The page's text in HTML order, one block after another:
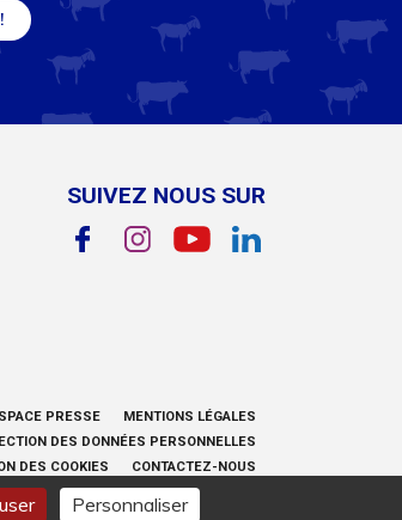
SUIVEZ NOUS SUR
PRESSE
MENTIONS LÉGALES
DES DONNÉES PERSONNELLES
DES COOKIES
CONTACTEZ-NOUS
Personnaliser